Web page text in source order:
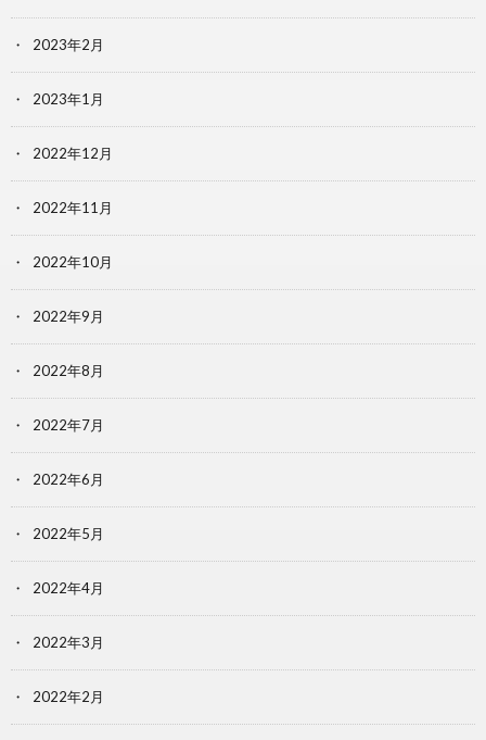
2023年2月
2023年1月
2022年12月
2022年11月
2022年10月
2022年9月
2022年8月
2022年7月
2022年6月
2022年5月
2022年4月
2022年3月
2022年2月